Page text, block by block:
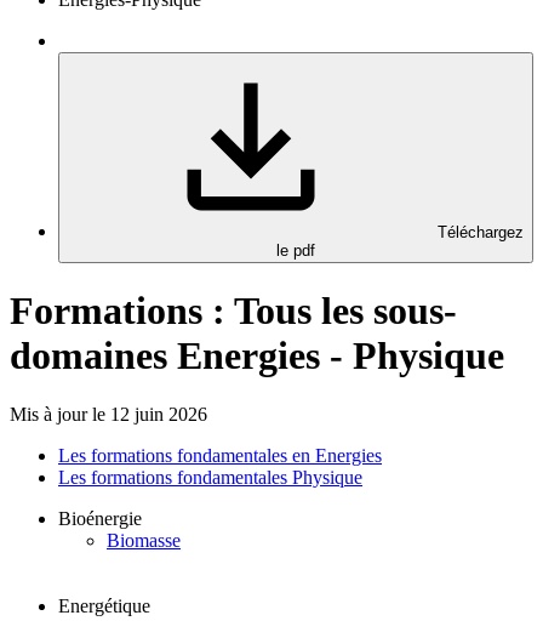
Téléchargez
le pdf
Formations : Tous les sous-
domaines Energies - Physique
Mis à jour le 12 juin 2026
Les formations fondamentales en Energies
Les formations fondamentales Physique
Bioénergie
Biomasse
Energétique